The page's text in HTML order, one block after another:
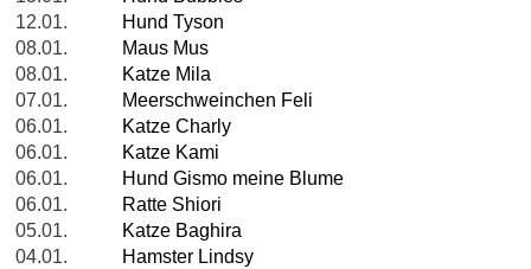
12.01.
Hund Tyson
08.01.
Maus Mus
08.01.
Katze Mila
07.01.
Meerschweinchen Feli
06.01.
Katze Charly
06.01.
Katze Kami
06.01.
Hund Gismo meine Blume
06.01.
Ratte Shiori
05.01.
Katze Baghira
04.01.
Hamster Lindsy